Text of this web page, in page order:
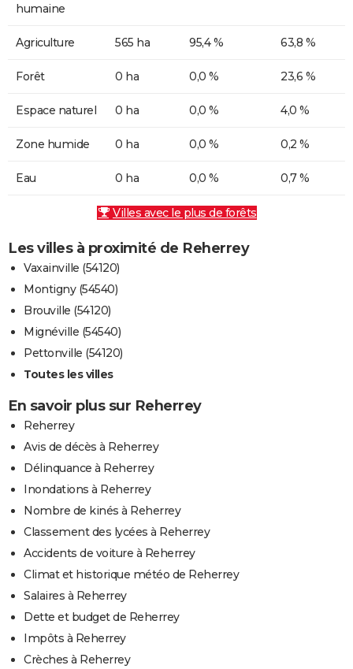
humaine
Agriculture 565 ha 95,4 % 63,8 %
Forêt 0 ha 0,0 % 23,6 %
Espace naturel 0 ha 0,0 % 4,0 %
Zone humide 0 ha 0,0 % 0,2 %
Eau 0 ha 0,0 % 0,7 %
Villes avec le plus de forêts
Les villes à proximité de Reherrey
Vaxainville (54120)
Montigny (54540)
Brouville (54120)
Mignéville (54540)
Pettonville (54120)
Toutes les villes
En savoir plus sur Reherrey
Reherrey
Avis de décès à Reherrey
Délinquance à Reherrey
Inondations à Reherrey
Nombre de kinés à Reherrey
Classement des lycées à Reherrey
Accidents de voiture à Reherrey
Climat et historique météo de Reherrey
Salaires à Reherrey
Dette et budget de Reherrey
Impôts à Reherrey
Crèches à Reherrey